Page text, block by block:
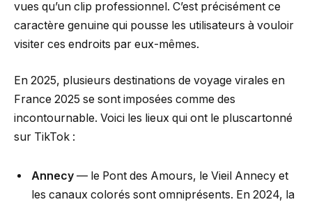
vues qu’un clip professionnel. C’est précisément ce
caractère genuine qui pousse les utilisateurs à vouloir
visiter ces endroits par eux-mêmes.
En 2025, plusieurs destinations de voyage virales en
France 2025 se sont imposées comme des
incontournable. Voici les lieux qui ont le pluscartonné
sur TikTok :
Annecy — le Pont des Amours, le Vieil Annecy et
les canaux colorés sont omniprésents. En 2024, la